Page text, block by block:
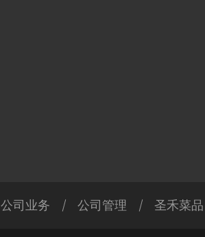
公司业务 公司管理 圣禾菜品